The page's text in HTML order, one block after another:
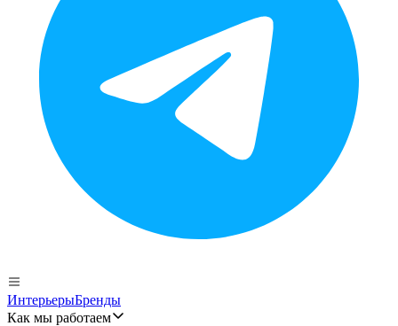
ИнтерьерыБренды
Как мы работаем